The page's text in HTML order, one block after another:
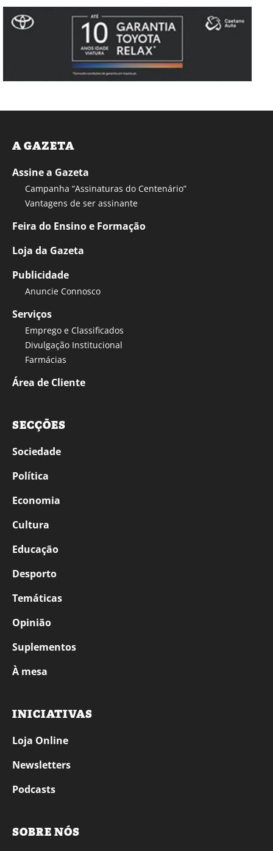
A GAZETA
Assine a Gazeta
Campanha “Assinaturas do Centenário”
Vantagens de ser assinante
Feira do Ensino e Formação
Loja da Gazeta
Publicidade
Anuncie Connosco
Serviços
Emprego e Classificados
Divulgação Institucional
Farmácias
Área de Cliente
SECÇÕES
Sociedade
Política
Economia
Cultura
Educação
Desporto
Temáticas
Opinião
Suplementos
À mesa
INICIATIVAS
Loja Online
Newsletters
Podcasts
SOBRE NÓS